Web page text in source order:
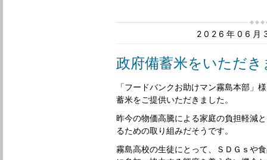
2026年06月
政府備蓄米をいただき
「フードバンクお助けマン霧島本部」
蓄米をご提供いただきました。
昨今の物価高騰による家庭の負担軽減
るための取り組みだそうです。
霧島高校の生徒にとって、ＳＤＧｓや